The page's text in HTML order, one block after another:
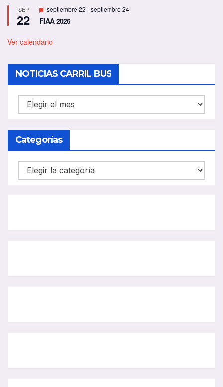
SEP
22
D
e
s
a
d
o
septiembre 22 -septiembre 24
FIAA 2026
Ver calendario
NOTICIAS CARRIL BUS
NOTICIAS
CARRIL
BUS
Categorías
Categorías